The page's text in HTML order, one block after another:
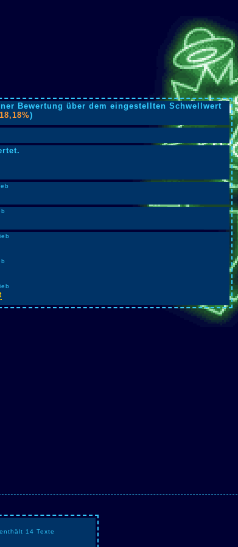
Bewertung über dem eingestellten Schwellwert
18,18%)
14 Texte